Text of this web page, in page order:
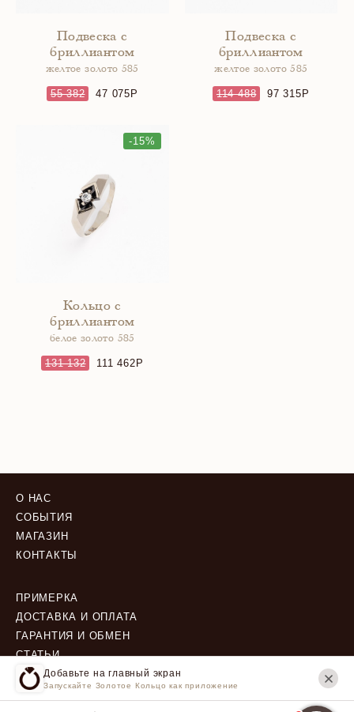
Добавьте на главный экран
Запускайте Золотое Кольцо как приложение
Подвеска с
бриллиантом
желтое золото 585
55 382 47 075
Подвеска с
бриллиантом
желтое золото 585
114 488 97 315
-15%
Кольцо с
бриллиантом
белое золото 585
131 132 111 462
О НАС
СОБЫТИЯ
МАГАЗИН
КОНТАКТЫ
ПРИМЕРКА
ДОСТАВКА И ОПЛАТА
ГАРАНТИЯ И ОБМЕН
СТАТЬИ
ПОЛИТИКА КОНФИДЕНЦИАЛЬНОСТИ